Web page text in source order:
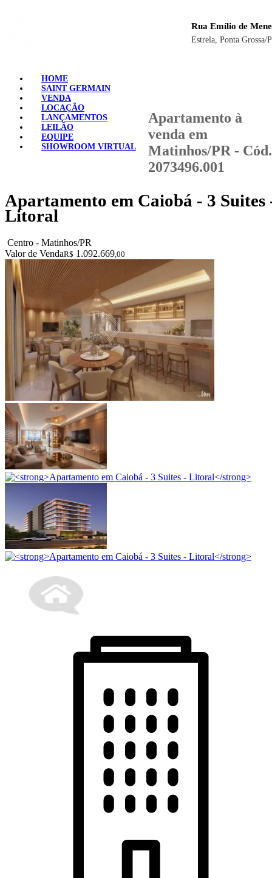
Rua Emílio de
Estrela, Ponta Grossa/
HOME
SAINT GERMAIN
VENDA
LOCAÇÃO
LANÇAMENTOS
LEILÃO
EQUIPE
SHOWROOM VIRTUAL
Apartamento à
venda em
Matinhos/PR - Cód.
2073496.001
Apartamento em Caiobá - 3 Suites
Litoral
Centro - Matinhos/PR
Valor de VendaR$ 1.092.669,00